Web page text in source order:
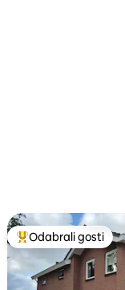
Među najviše
Odabrali gosti